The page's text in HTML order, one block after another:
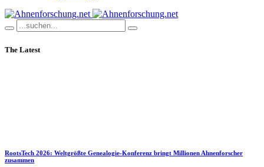
The Latest
RootsTech 2026: Weltgrößte Genealogie-Konferenz bringt Millionen Ahnenforscher
zusammen